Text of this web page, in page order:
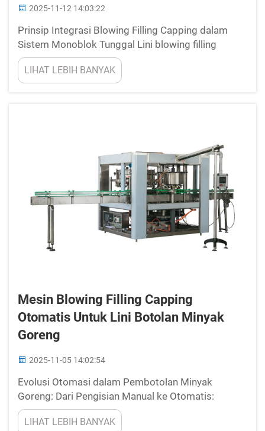
2025-11-12 14:03:22
Prinsip Integrasi Blowing Filling Capping dalam
Sistem Monoblok Tunggal Lini blowing filling
capping saat ini menggabungkan pembuatan botol,
pengisian cairan, dan pemasangan tutup semuanya
dalam satu rangkaian mesin. Sistem monoblok
LIHAT LEBIH BANYAK
Mesin Blowing Filling Capping
Otomatis Untuk Lini Botolan Minyak
Goreng
2025-11-05 14:02:54
Evolusi Otomasi dalam Pembotolan Minyak
Goreng: Dari Pengisian Manual ke Otomatis:
Dampak terhadap Laju Produksi. Beralih dari
sistem operasi manual ke sistem otomatis untuk
LIHAT LEBIH BANYAK